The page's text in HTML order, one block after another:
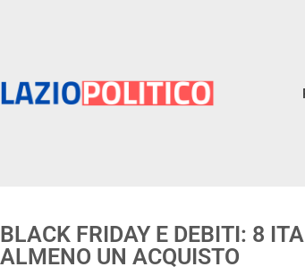
BLACK FRIDAY E DEBITI: 8
ALMENO UN ACQUISTO